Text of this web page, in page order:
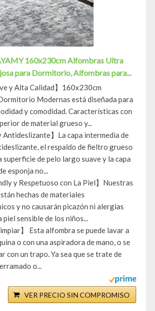
160x230cm Alfombras Ultra
para Dormitorio, Alfombras para...
y Alta Calidad】160x230cm
Modernas está diseñada para
y comodidad. Características con
de material grueso y...
Antideslizante】La capa intermedia de
el respaldo de fieltro grueso
superficie de pelo largo suave y la capa
esponja no...
y Respetuoso con La Piel】Nuestras
hechas de materiales
y no causarán picazón ni alergias
piel sensible de los niños...
】 Esta alfombra se puede lavar a
o con una aspiradora de mano, o se
con un trapo. Ya sea que se trate de
o...
VER PRECIO SIN COMPROMISO